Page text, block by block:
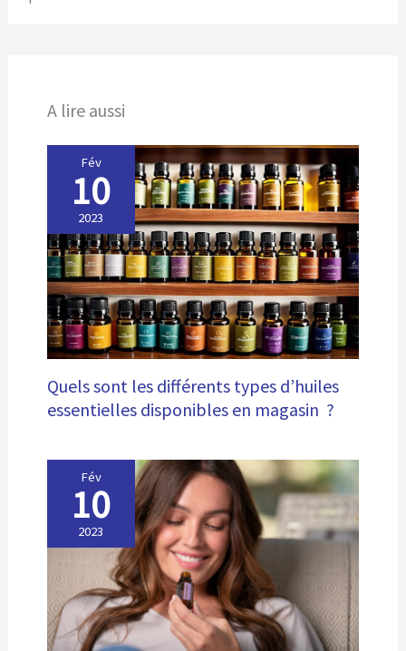
A lire aussi
Fév
10
2023
Quels sont les différents types d’huiles
essentielles disponibles en magasin ?
Fév
10
2023